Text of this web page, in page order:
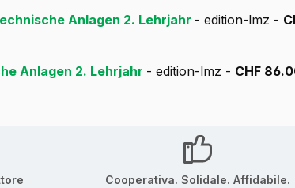
Anlagen 2. Lehrjahr - edition-lmz -
Anlagen 2. Lehrjahr - edition-lmz - CHF
Cooperativa. Solidale. Affidabile.